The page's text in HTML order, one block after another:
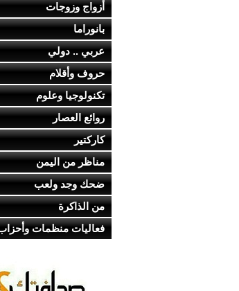
أزواج وزوجات
بانوراما
عربي .. دولي
حروف وأقلام
تكنولوجيا وعلوم
روائع العصار
كاركتير
مناظر من اليمن
ضحك وجد ولعب
من الذاكرة
فعاليات منظمات